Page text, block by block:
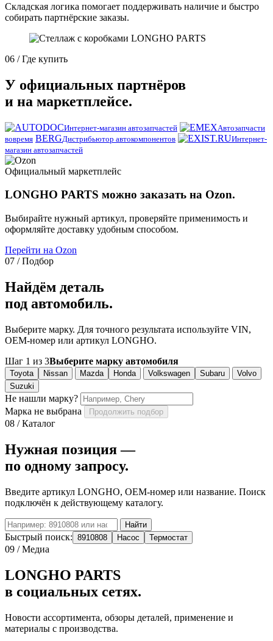
Складская логика помогает поддерживать наличие и быстро
собирать партнёрские заказы.
06 / Где купить
У официальных партнёров
и на маркетплейсе.
Интернет-магазин автозапчастей
Автозапчасти
вовремя BERGДистрибьютор автокомпонентов
Интернет-
магазин автозапчастей
Официальный маркетплейс
LONGHO PARTS можно заказать на Ozon.
Выбирайте нужный артикул, проверяйте применимость и
оформляйте доставку удобным способом.
Перейти на Ozon
07 / Подбор
Найдём деталь
под автомобиль.
Выберите марку. Для точного результата используйте VIN,
OEM-номер или артикул LONGHO.
Шаг 1 из 3Выберите марку автомобиля
Toyota Nissan Mazda Honda Volkswagen Subaru
Volvo
Suzuki
Не нашли марку?
Марка не выбрана
Продолжить подбор
08 / Каталог
Нужная позиция —
по одному запросу.
Введите артикул LONGHO, OEM-номер или название. Поиск
подключён к действующему каталогу.
Найти
Быстрый поиск: 8910808 Насос Термостат
09 / Медиа
LONGHO PARTS
в социальных сетях.
Новости ассортимента, обзоры деталей, применение и
материалы с производства.